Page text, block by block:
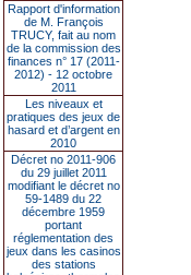
Rapport d'information
de M. François
TRUCY, fait au nom
de la commission des
finances n° 17 (2011-
2012) - 12 octobre
2011
Les niveaux et
pratiques des jeux de
hasard et d’argent en
2010
Décret no 2011-906
du 29 juillet 2011
modifiant le décret no
59-1489 du 22
décembre 1959
portant
réglementation des
jeux dans les casinos
des stations